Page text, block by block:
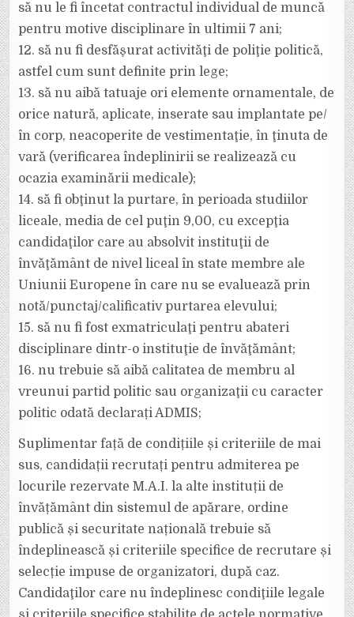
să nu le fi încetat contractul individual de muncă
pentru motive disciplinare în ultimii 7 ani;
12. să nu fi desfăşurat activităţi de poliţie politică,
astfel cum sunt definite prin lege;
13. să nu aibă tatuaje ori elemente ornamentale, de
orice natură, aplicate, inserate sau implantate pe/
în corp, neacoperite de vestimentaţie, în ţinuta de
vară (verificarea îndeplinirii se realizează cu
ocazia examinării medicale);
14. să fi obţinut la purtare, în perioada studiilor
liceale, media de cel puţin 9,00, cu excepţia
candidaţilor care au absolvit instituţii de
învăţământ de nivel liceal în state membre ale
Uniunii Europene în care nu se evaluează prin
notă/punctaj/calificativ purtarea elevului;
15. să nu fi fost exmatriculaţi pentru abateri
disciplinare dintr-o instituţie de învăţământ;
16. nu trebuie să aibă calitatea de membru al
vreunui partid politic sau organizaţii cu caracter
politic odată declarați ADMIS;
Suplimentar față de condițiile și criteriile de mai
sus, candidații recrutați pentru admiterea pe
locurile rezervate M.A.I. la alte instituții de
învățământ din sistemul de apărare, ordine
publică și securitate națională trebuie să
îndeplinească și criteriile specifice de recrutare și
selecție impuse de organizatori, după caz.
Candidaţilor care nu îndeplinesc condiţiile legale